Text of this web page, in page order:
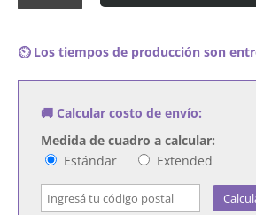
-
Deluxe
cantidad
⏲️ Los tiempos de producción son
🚚 Calcular costo de envío:
Medida de cuadro a calcular:
Estándar
Extended